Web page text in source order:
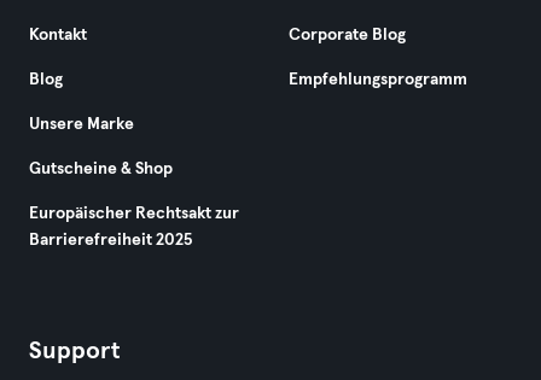
Kontakt
Blog
Unsere Marke
Gutscheine & Shop
Europäischer Rechtsakt zur
Barrierefreiheit 2025
Corporate Blog
Empfehlungsprogramm
Support